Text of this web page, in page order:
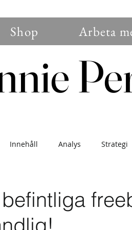
Shop Arbeta
Innehåll Analys Strategi
Instagram